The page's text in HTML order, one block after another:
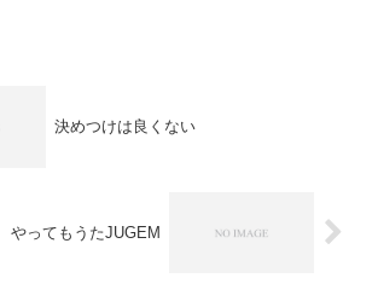
決めつけは良くない
やってもうたJUGEM